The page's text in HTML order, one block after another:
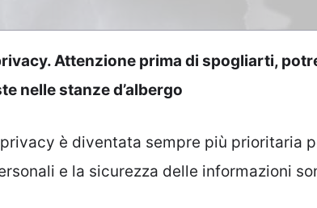
Attenzione prima di spogliarti,
nelle stanze d’albergo
privacy è diventata sempre più prioritaria
e la sicurezza delle informazioni